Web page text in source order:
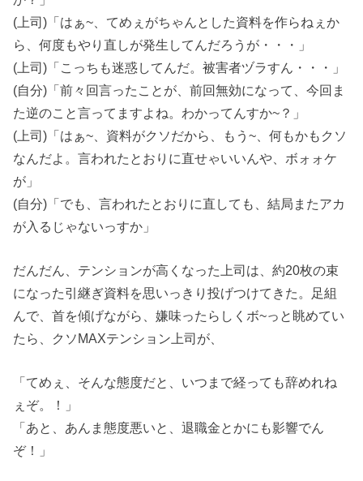
(上司)「はぁ~、てめぇがちゃんとした資料を作らねぇか
ら、何度もやり直しが発生してんだろうが・・・」
(上司)「こっちも迷惑してんだ。被害者ヅラすん・・・」
(自分)「前々回言ったことが、前回無効になって、今回ま
た逆のこと言ってますよね。わかってんすか~？」
(上司)「はぁ~、資料がクソだから、もう~、何もかもクソ
なんだよ。言われたとおりに直せゃいいんや、ボォォケ
が」
(自分)「でも、言われたとおりに直しても、結局またアカ
が入るじゃないっすか」
だんだん、テンションが高くなった上司は、約20枚の束
になった引継ぎ資料を思いっきり投げつけてきた。足組
んで、首を傾げながら、嫌味ったらしくボ~っと眺めてい
たら、クソMAXテンション上司が、
「てめぇ、そんな態度だと、いつまで経っても辞めれね
ぇぞ。！」
「あと、あんま態度悪いと、退職金とかにも影響でん
ぞ！」